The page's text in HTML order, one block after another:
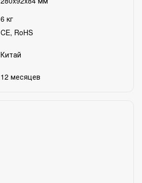
6 кг
CE, RoHS
Китай
12 месяцев